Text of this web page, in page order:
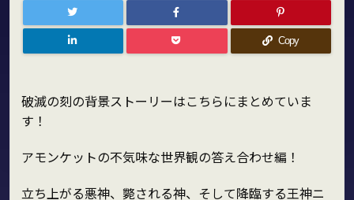
Copy
破滅の刻の背景ストーリーはこちらにまとめていま
す！
アモンケットの不気味な世界観の答え合わせ編！
立ち上がる悪神、斃される神、そして降臨する王神ニ